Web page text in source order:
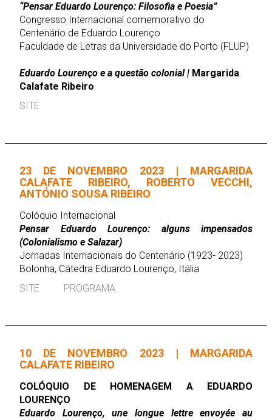
“Pensar Eduardo Lourenço: Filosofia e Poesia”
Congresso Internacional comemorativo do
Centenário de Eduardo Lourenço
Faculdade de Letras da Universidade do Porto (FLUP)
Eduardo Lourenço e a questão colonial | Margarida
Calafate Ribeiro
SITE
23 DE NOVEMBRO 2023 | MARGARIDA
CALAFATE RIBEIRO, ROBERTO VECCHI,
ANTÓNIO SOUSA RIBEIRO
Colóquio Internacional
Pensar Eduardo Lourenço: alguns impensados
(Colonialismo e Salazar)
Jornadas Internacionais do Centenário (1923- 2023)
Bolonha, Cátedra Eduardo Lourenço, Itália
SITE
PROGRAMA
10 DE NOVEMBRO 2023 | MARGARIDA
CALAFATE RIBEIRO
COLÓQUIO DE HOMENAGEM A EDUARDO
LOURENÇO
Eduardo Lourenço, une longue lettre envoyée au